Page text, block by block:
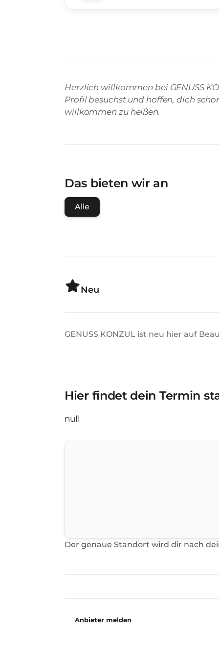
Herzlich willkommen bei GENUSS
Profil besuchst und hoffen, dich
willkommen zu heißen.
Das bieten wir an
Alle
Neu
GENUSS KONZUL ist neu hier auf
Hier findet dein Termin
null
Der genaue Standort wird dir nach
Anbieter melden